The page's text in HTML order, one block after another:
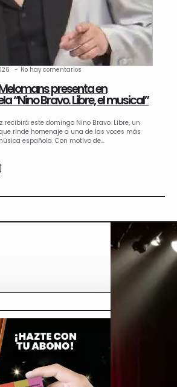
presenta en
“Nino Bravo. Libre, el musical”
No hay comentarios
recibirá este domingo Nino Bravo. Libre, un
rinde homenaje a una de las voces más
española. Con motivo de…